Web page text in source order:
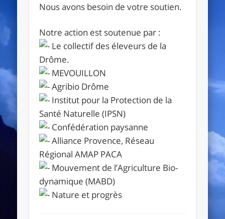
Nous avons besoin de votre soutien.
Notre action est soutenue par :
Le collectif des éleveurs de la
Drôme.
MEVOUILLON
Agribio Drôme
Institut pour la Protection de la
Santé Naturelle (IPSN)
Confédération paysanne
Alliance Provence, Réseau
Régional AMAP PACA
Mouvement de l’Agriculture Bio-
dynamique (MABD)
Nature et progrès